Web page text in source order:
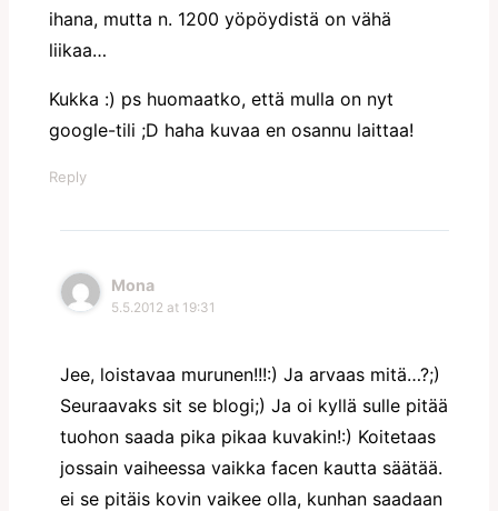
ihana, mutta n. 1200 yöpöydistä on vähä
liikaa…
Kukka :) ps huomaatko, että mulla on nyt
google-tili ;D haha kuvaa en osannu laittaa!
Reply
Mona
5.5.2012 at 19:31
Jee, loistavaa murunen!!!:) Ja arvaas mitä…?;)
Seuraavaks sit se blogi;) Ja oi kyllä sulle pitää
tuohon saada pika pikaa kuvakin!:) Koitetaas
jossain vaiheessa vaikka facen kautta säätää.
ei se pitäis kovin vaikee olla, kunhan saadaan